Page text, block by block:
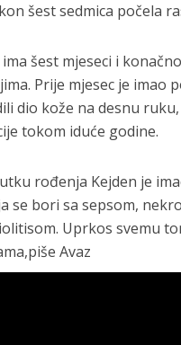
šest sedmica počela
šest mjeseci i
Prije mjesec je imao
dio kože na desnu
tokom iduće godine.
rođenja Kejden je
se bori sa sepsom,
Uprkos svemu
Avaz